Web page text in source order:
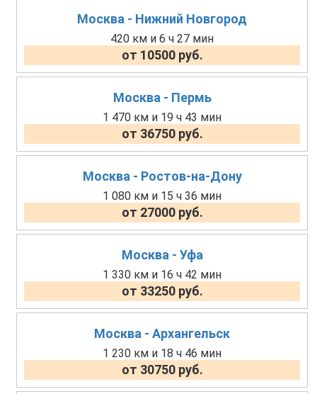
Москва - Нижний Новгород
420 км и 6 ч 27 мин
от 10500 руб.
Москва - Пермь
1 470 км и 19 ч 43 мин
от 36750 руб.
Москва - Ростов-на-Дону
1 080 км и 15 ч 36 мин
от 27000 руб.
Москва - Уфа
1 330 км и 16 ч 42 мин
от 33250 руб.
Москва - Архангельск
1 230 км и 18 ч 46 мин
от 30750 руб.